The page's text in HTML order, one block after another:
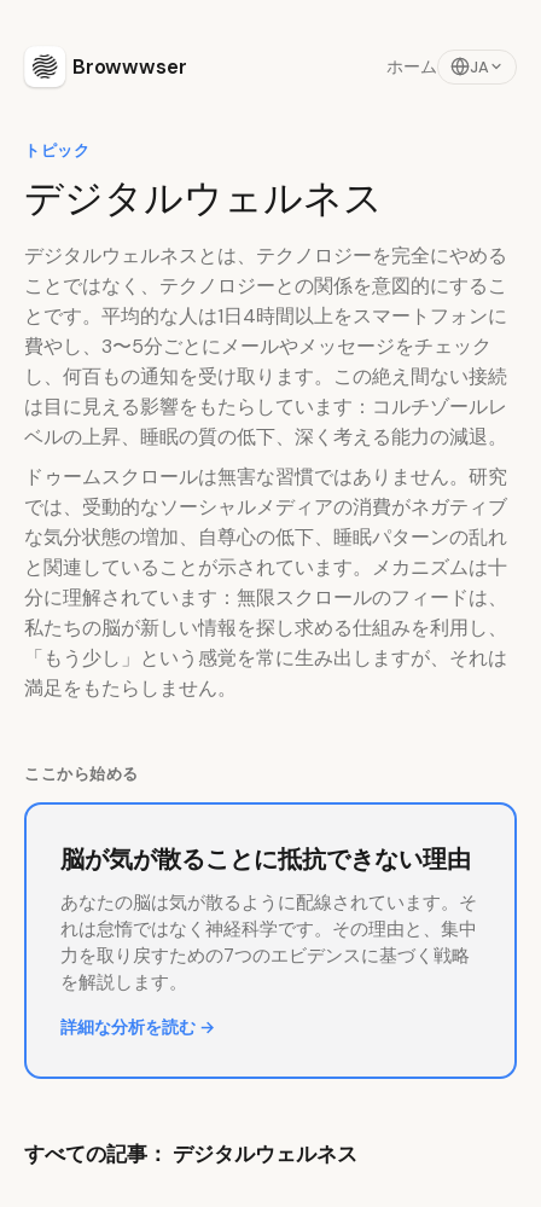
Browwwser ホーム JA
トピック
デジタルウェルネス
デジタルウェルネスとは、テクノロジーを完全にやめる
ことではなく、テクノロジーとの関係を意図的にするこ
とです。平均的な人は1日4時間以上をスマートフォンに
費やし、3〜5分ごとにメールやメッセージをチェック
し、何百もの通知を受け取ります。この絶え間ない接続
は目に見える影響をもたらしています：コルチゾールレ
ベルの上昇、睡眠の質の低下、深く考える能力の減退。
ドゥームスクロールは無害な習慣ではありません。研究
では、受動的なソーシャルメディアの消費がネガティブ
な気分状態の増加、自尊心の低下、睡眠パターンの乱れ
と関連していることが示されています。メカニズムは十
分に理解されています：無限スクロールのフィードは、
私たちの脳が新しい情報を探し求める仕組みを利用し、
「もう少し」という感覚を常に生み出しますが、それは
満足をもたらしません。
ここから始める
脳が気が散ることに抵抗できない理由
あなたの脳は気が散るように配線されています。そ
れは怠惰ではなく神経科学です。その理由と、集中
力を取り戻すための7つのエビデンスに基づく戦略
を解説します。
詳細な分析を読む →
すべての記事： デジタルウェルネス